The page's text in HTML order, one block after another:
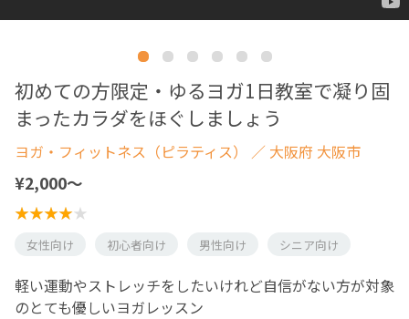
初めての方限定・ゆるヨガ1日教室で凝り固
まったカラダをほぐしましょう
ヨガ・フィットネス（ピラティス） ／ 大阪府 大阪市
¥2,000〜
女性向け 初心者向け 男性向け シニア向け
軽い運動やストレッチをしたいけれど自信がない方が対象
のとても優しいヨガレッスン